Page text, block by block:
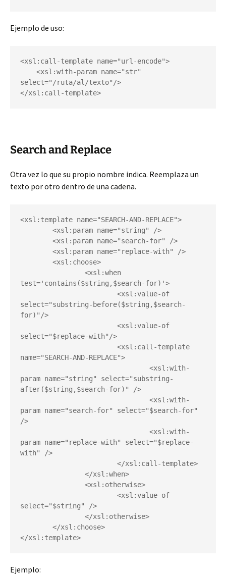
Ejemplo de uso:
<xsl:call-template name="url-encode">
<xsl:with-param name="str"
select="/ruta/al/texto"/>
</xsl:call-template>
Search and Replace
Otra vez lo que su propio nombre indica. Reemplaza un
texto por otro dentro de una cadena.
<xsl:template name="SEARCH-AND-REPLACE">
test='contains($string,$search-for)'>
select="substring-before($string,$search-
for)"/>
select="$replace-with"/>
name="SEARCH-AND-REPLACE">
param name="string" select="substring-
after($string,$search-for)" />
param name="search-for" select="$search-for"
/>
param name="replace-with" select="$replace-
with" />
select="$string" />
</xsl:template>
Ejemplo: